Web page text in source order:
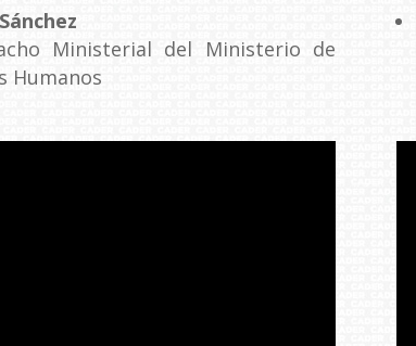
Ministerial del Ministerio de
Humanos